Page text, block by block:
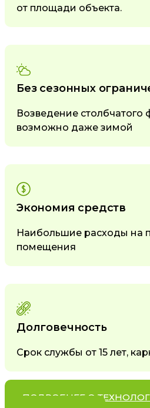
от площади объекта.
Без сезонных
Возведение столбчатого
возможно даже зимой
Экономия средств
Наибольшие расходы на
помещения
Долговечность
Срок службы от 15 лет,
ПОДРОБНЕЕ О